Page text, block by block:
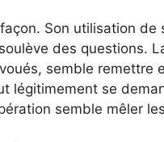
Son utilisation de
des questions.
semble remettre
se
semble mêler